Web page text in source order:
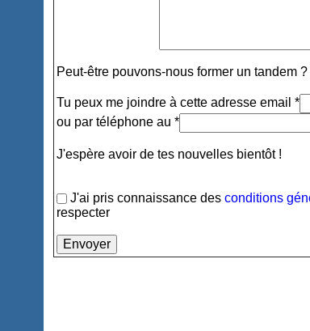
Peut-être pouvons-nous former un tandem ?
Tu peux me joindre à cette adresse email *
ou par téléphone au *
J'espère avoir de tes nouvelles bientôt !
J'ai pris connaissance desconditions
respecter